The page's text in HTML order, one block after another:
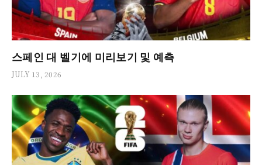
스페인 대 벨기에 미리보기 및 예측
JULY 13, 2026